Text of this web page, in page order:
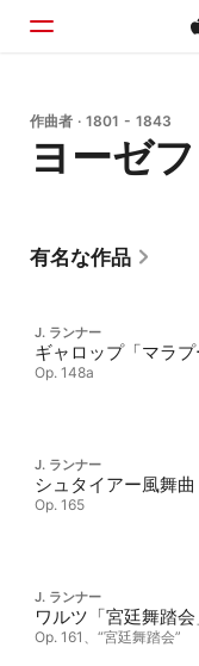
ホーム
見つける
作曲者 · 1801 - 1843
ヨーゼ
有名な作品
J. ランナー
ギャロップ「マラプ
Op. 148a
J. ランナー
シュタイアー風舞曲
Op. 165
J. ランナー
ワルツ「宮廷舞踏会
Op. 161、“宮廷舞踏会”